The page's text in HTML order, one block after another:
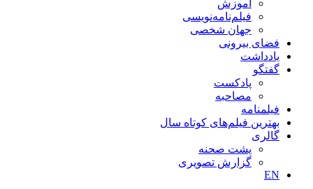
آموزش
فیلم‌نامه‌نویسی
جهان شخصی
فضای بیرونی
یادداشت
گفتگو
پادکست
مصاحبه
فیلمنامه
بهترین فیلم‌های کوتاه سال
گالری
پشت صحنه
گزارش تصویری
EN